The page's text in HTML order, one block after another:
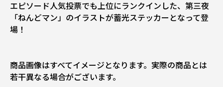
エピソード人気投票でも上位にランクインした、第三夜
「ねんどマン」のイラストが蓄光ステッカーとなって登
場！
商品画像はすべてイメージとなります。実際の商品とは
若干異なる場合がございます。